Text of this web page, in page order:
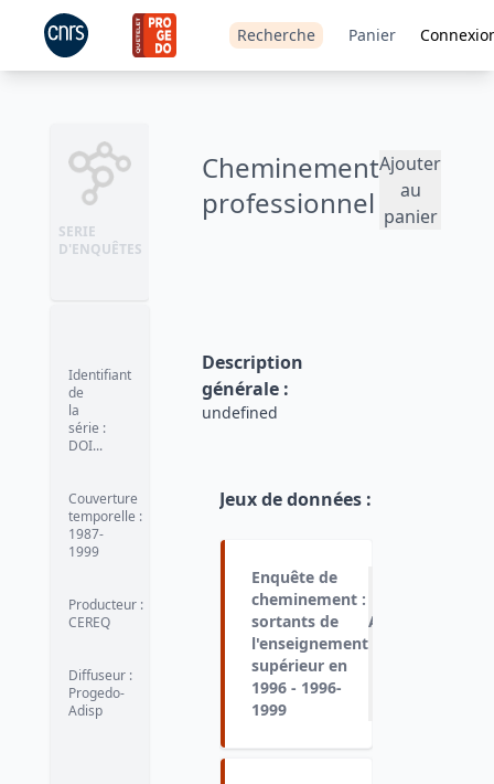
Recherche Panier
SERIE
D'ENQUÊTES
Cheminement
professionnel
Ajouter
au
panier
Identifiant
de
la
série :
DOI...
Couverture
temporelle :
1987-
1999
Producteur :
CEREQ
Diffuseur :
Progedo-
Adisp
Description
générale :
undefined
Jeux de données :
Enquête de
cheminement :
sortants de
l'enseignement
supérieur en
1996 - 1996-
1999
Ajouter